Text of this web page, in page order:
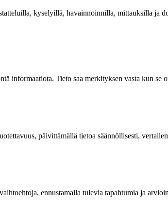
kyselyillä, havainnoinnilla, mittauksilla ja
informaatiota. Tieto saa merkityksen vasta kun
päivittämällä tietoa säännöllisesti,
ennustamalla tulevia tapahtumia ja